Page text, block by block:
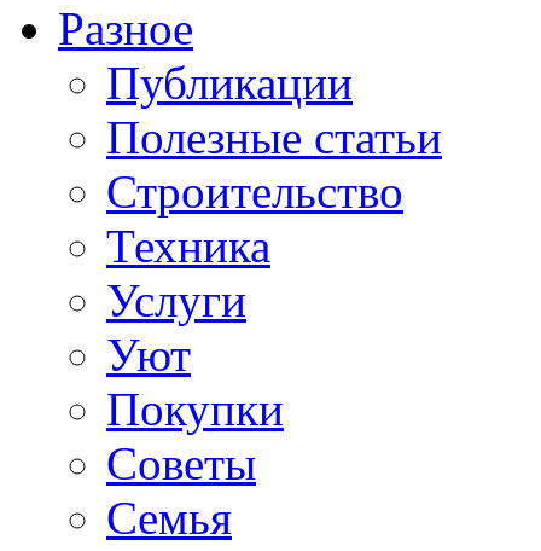
Разное
Публикации
Полезные статьи
Строительство
Техника
Услуги
Уют
Покупки
Советы
Семья